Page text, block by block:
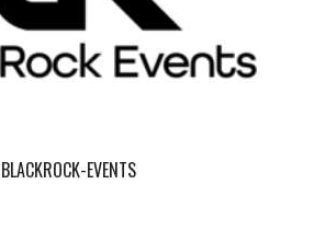
BLACKROCK-EVENTS